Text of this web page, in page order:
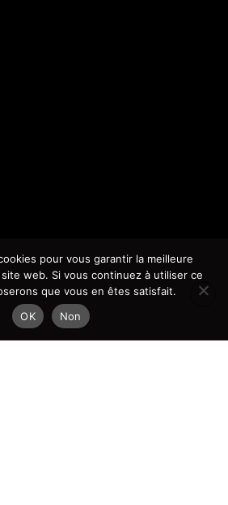
pour vous garantir la meilleure
web. Si vous continuez à utiliser ce
que vous en êtes satisfait.
OK
Non